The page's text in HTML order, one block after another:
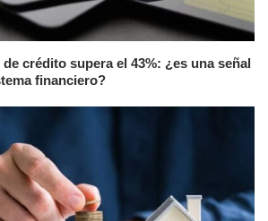
crédito supera el 43%: ¿es una señal
financiero?